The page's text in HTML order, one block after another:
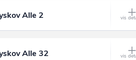
Alle 2
Alle 32